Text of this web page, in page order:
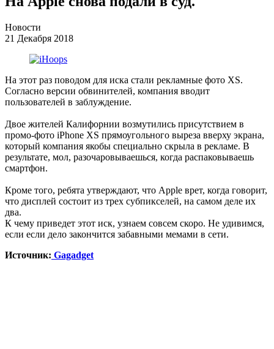
Новости
21 Декабря 2018
На этот раз поводом для иска стали рекламные фото XS.
Согласно версии обвинителей, компания вводит
пользователей в заблуждение.
Двое жителей Калифорнии возмутились присутствием в
промо-фото iPhone XS прямоугольного выреза вверху экрана,
который компания якобы специально скрыла в рекламе. В
результате, мол, разочаровываешься, когда распаковываешь
смартфон.
Кроме того, ребята утверждают, что Apple врет, когда говорит,
что дисплей состоит из трех субпикселей, на самом деле их
два.
К чему приведет этот иск, узнаем совсем скоро. Не удивимся,
если если дело закончится забавными мемами в сети.
Источник: Gagadget